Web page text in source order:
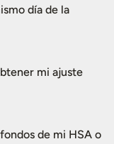
día de la
mi ajuste
de mi HSA o